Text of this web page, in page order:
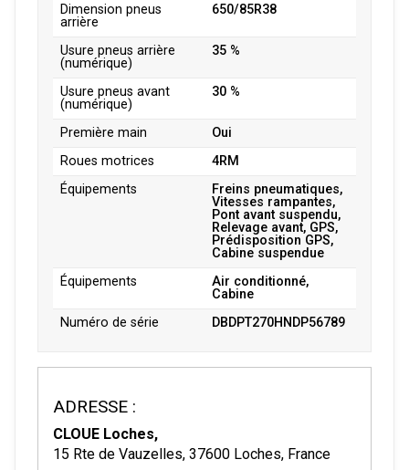
Dimension pneus
arrière
650/85R38
Usure pneus arrière
(numérique)
35 %
Usure pneus avant
(numérique)
30 %
Première main
Oui
Roues motrices
4RM
Équipements
Freins pneumatiques,
Vitesses rampantes,
Pont avant suspendu,
Relevage avant, GPS,
Prédisposition GPS,
Cabine suspendue
Équipements
Air conditionné,
Cabine
Numéro de série
DBDPT270HNDP56789
ADRESSE :
CLOUE Loches,
15 Rte de Vauzelles, 37600 Loches, France